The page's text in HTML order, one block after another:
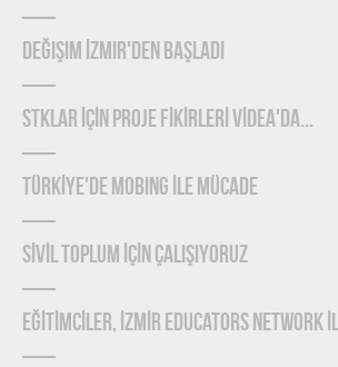
Değişim İzmir'den Başladı
STKLAR İÇİN PROJE FİKİRLERİ VİDEA'DA...
TÜRKİYE'DE MOBING İLE MÜCADE
SİVİL TOPLUM İÇİN ÇALIŞIYORUZ
EĞİTİMCİLER, İZMİR EDUCATORS NETWORK